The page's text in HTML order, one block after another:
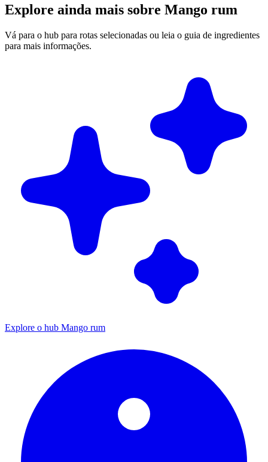
Explore ainda mais sobre Mango rum
Vá para o hub para rotas selecionadas ou leia o guia de ingredientes
para mais informações.
Explore o hub Mango rum